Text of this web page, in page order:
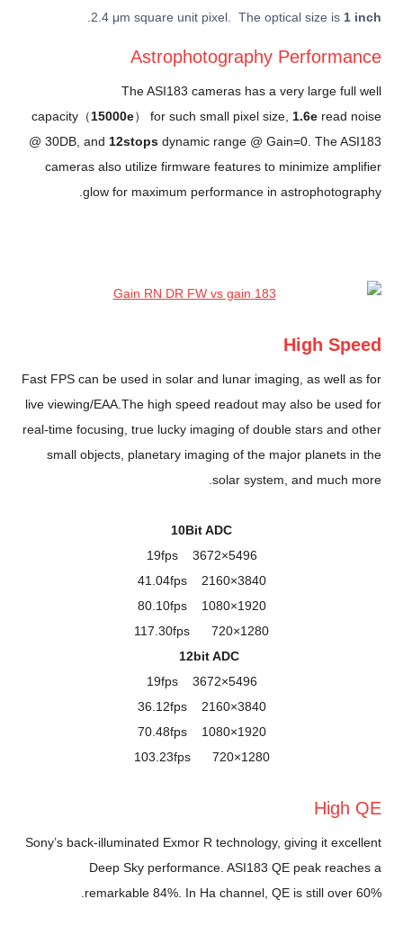
2.4 μm square unit pixel. The optical size is 1 inch
Astrophotography Performance
The ASI183 cameras has a very large full well
capacity（15000e） for such small pixel size, 1.6e read noise
@ 30DB, and 12stops dynamic range @ Gain=0. The ASI183
cameras also utilize firmware features to minimize amplifier
glow for maximum performance in astrophotography.
High Speed
Fast FPS can be used in solar and lunar imaging, as well as for
live viewing/EAA.The high speed readout may also be used for
real-time focusing, true lucky imaging of double stars and other
small objects, planetary imaging of the major planets in the
solar system, and much more.
10Bit ADC
5496×3672 19fps
3840×2160 41.04fps
1920×1080 80.10fps
1280×720 117.30fps
12bit ADC
5496×3672 19fps
3840×2160 36.12fps
1920×1080 70.48fps
1280×720 103.23fps
High QE
Sony’s back-illuminated Exmor R technology, giving it excellent
Deep Sky performance. ASI183 QE peak reaches a
remarkable 84%. In Ha channel, QE is still over 60%.